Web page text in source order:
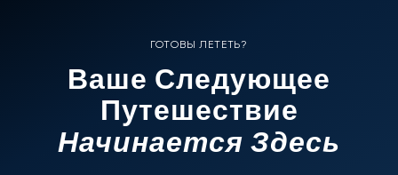
ГОТОВЫ ЛЕТЕТЬ?
Ваше Следующее
Путешествие
Начинается Здесь